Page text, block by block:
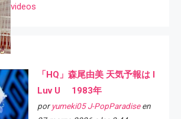
videos
「HQ」森尾由美 天気予報は I
Luv U 1983年
por yumeki05 J-PopParadiseen